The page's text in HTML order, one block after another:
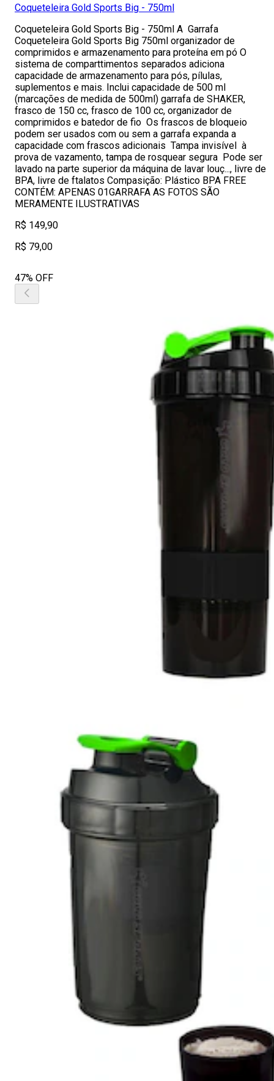
Coqueteleira Gold Sports Big - 750ml
Coqueteleira Gold Sports Big - 750ml A Garrafa
Coqueteleira Gold Sports Big 750ml organizador de
comprimidos e armazenamento para proteína em pó O
sistema de comparttimentos separados adiciona
capacidade de armazenamento para pós, pílulas,
suplementos e mais. Inclui capacidade de 500 ml
(marcações de medida de 500ml) garrafa de SHAKER,
frasco de 150 cc, frasco de 100 cc, organizador de
comprimidos e batedor de fio Os frascos de bloqueio
podem ser usados com ou sem a garrafa expanda a
capacidade com frascos adicionais Tampa invisível à
prova de vazamento, tampa de rosquear segura Pode ser
lavado na parte superior da máquina de lavar louç..., livre de
BPA, livre de ftalatos Compasição: Plástico BPA FREE
CONTÉM: APENAS 01GARRAFA AS FOTOS SÃO
MERAMENTE ILUSTRATIVAS
R$ 149,90
R$ 79,00
47% OFF